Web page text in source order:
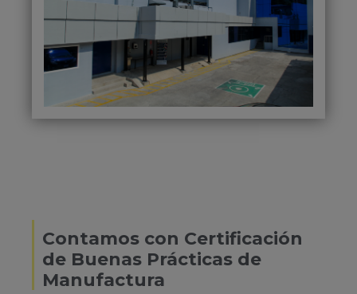
Contamos con Certificación
de Buenas Prácticas de
Manufactur​a